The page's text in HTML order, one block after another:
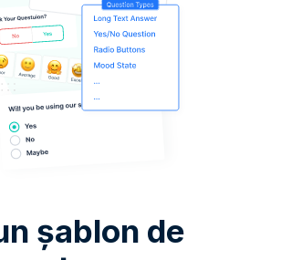
șablon de